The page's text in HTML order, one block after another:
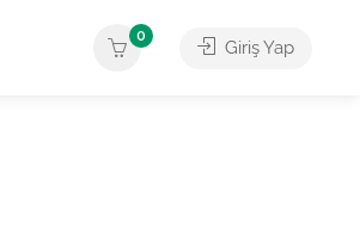
0
Giriş Yap